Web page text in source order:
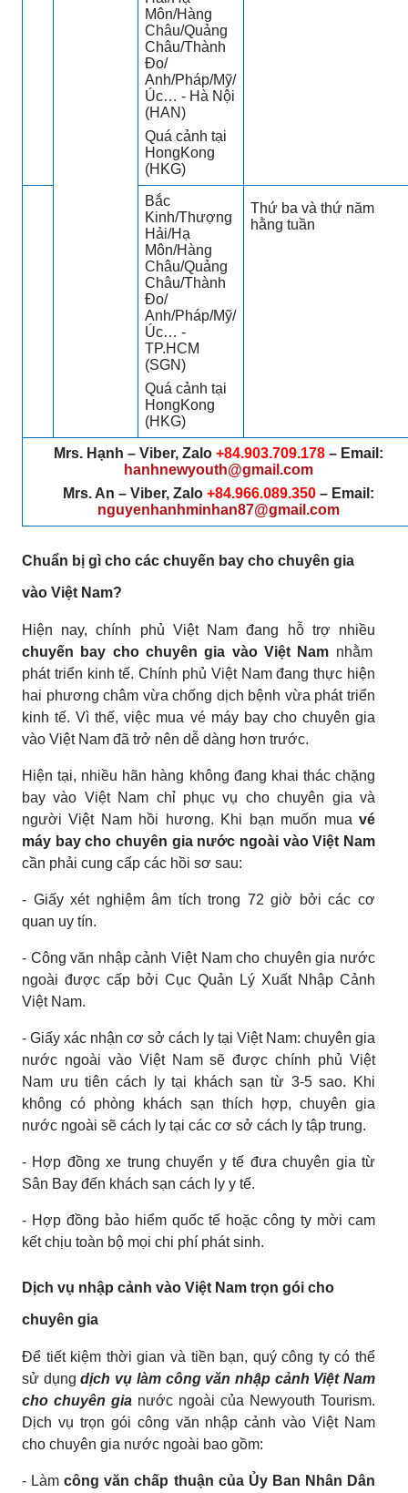
Môn/Hàng
Châu/Quảng
Châu/Thành
Đo/
Anh/Pháp/Mỹ/
Úc… - Hà Nội
(HAN)
Quá cảnh tại
HongKong
(HKG)
Bắc
Kinh/Thượng
Hải/Hạ
Môn/Hàng
Châu/Quảng
Châu/Thành
Đo/
Anh/Pháp/Mỹ/
Úc… -
TP.HCM
(SGN)
Quá cảnh tại
HongKong
(HKG)
Thứ ba và thứ năm
hằng tuần
Mrs. Hạnh – Viber, Zalo +84.903.709.178 – Email:
hanhnewyouth@gmail.com
Mrs. An – Viber, Zalo +84.966.089.350 – Email:
nguyenhanhminhan87@gmail.com
Chuẩn bị gì cho các chuyến bay cho chuyên gia
vào Việt Nam?
Hiện nay, chính phủ Việt Nam đang hỗ trợ nhiều
chuyến bay cho chuyên gia vào Việt Nam nhằm
phát triển kinh tế. Chính phủ Việt Nam đang thực hiện
hai phương châm vừa chống dịch bệnh vừa phát triển
kinh tế. Vì thế, việc mua vé máy bay cho chuyên gia
vào Việt Nam đã trở nên dễ dàng hơn trước.
Hiện tại, nhiều hãn hàng không đang khai thác chặng
bay vào Việt Nam chỉ phục vụ cho chuyên gia và
người Việt Nam hồi hương. Khi bạn muốn mua vé
máy bay cho chuyên gia nước ngoài vào Việt Nam
cần phải cung cấp các hồi sơ sau:
- Giấy xét nghiệm âm tích trong 72 giờ bởi các cơ
quan uy tín.
- Công văn nhập cảnh Việt Nam cho chuyên gia nước
ngoài được cấp bởi Cục Quản Lý Xuất Nhập Cảnh
Việt Nam.
- Giấy xác nhận cơ sở cách ly tại Việt Nam: chuyên gia
nước ngoài vào Việt Nam sẽ được chính phủ Việt
Nam ưu tiên cách ly tại khách sạn từ 3-5 sao. Khi
không có phòng khách sạn thích hợp, chuyên gia
nước ngoài sẽ cách ly tại các cơ sở cách ly tập trung.
- Hợp đồng xe trung chuyển y tế đưa chuyên gia từ
Sân Bay đến khách sạn cách ly y tế.
- Hợp đồng bảo hiểm quốc tế hoặc công ty mời cam
kết chịu toàn bộ mọi chi phí phát sinh.
Dịch vụ nhập cảnh vào Việt Nam trọn gói cho
chuyên gia
Để tiết kiệm thời gian và tiền bạn, quý công ty có thể
sử dụngdịch vụ làm công văn nhập cảnh Việt Nam
cho chuyên gia nước ngoài của Newyouth Tourism.
Dịch vụ trọn gói công văn nhập cảnh vào Việt Nam
cho chuyên gia nước ngoài bao gồm:
- Làm công văn chấp thuận của Ủy Ban Nhân Dân